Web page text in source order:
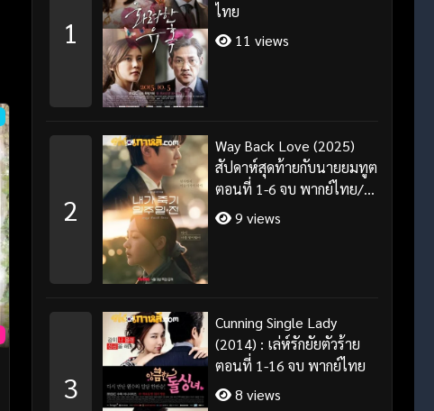
1
ไทย
11 views
2
Way Back Love (2025)
สัปดาห์สุดท้ายกับนายยมทูต
ตอนที่ 1-6 จบ พากย์ไทย/
ซับไทย9 views
3
Cunning Single Lady
(2014) : เล่ห์รักยัยตัวร้าย
ตอนที่ 1-16 จบ พากย์ไทย
8 views